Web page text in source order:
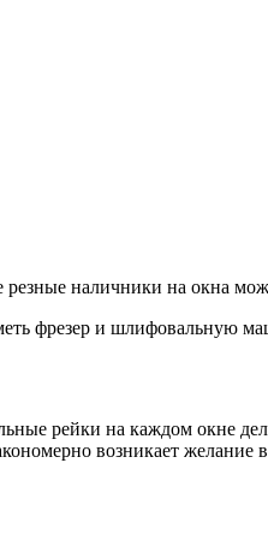
резные наличники на окна
фрезер и шлифовальную
рейки на каждом окне
возникает